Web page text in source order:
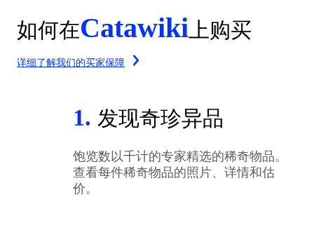
如何在Catawiki 上购买
详细了解我们的买家保障
1. 发现奇珍异品
饱览数以千计的专家精选的稀奇物品。
查看每件稀奇物品的照片、详情和估
价。